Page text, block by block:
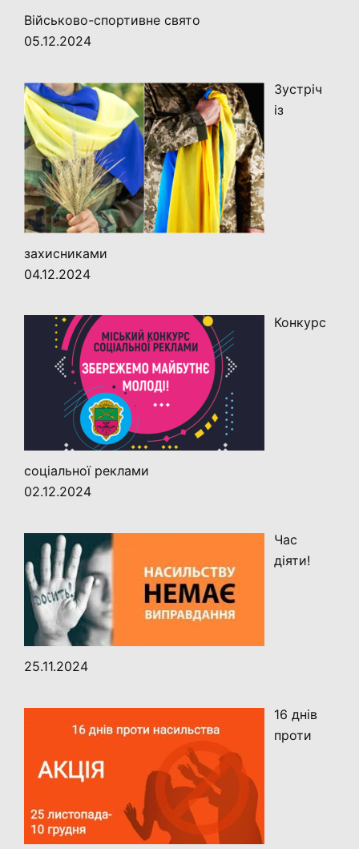
Військово-спортивне свято
05.12.2024
Зустріч
із
захисниками
04.12.2024
Конкурс
соціальної реклами
02.12.2024
Час
діяти!
25.11.2024
16 днів
проти